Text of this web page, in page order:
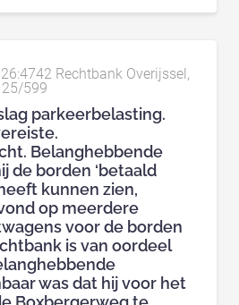
Rechtbank Overijssel,
25/599
parkeerbelasting.
Belanghebbende
de borden ‘betaald
kunnen zien,
op meerdere
voor de borden
is van oordeel
was dat hij voor het